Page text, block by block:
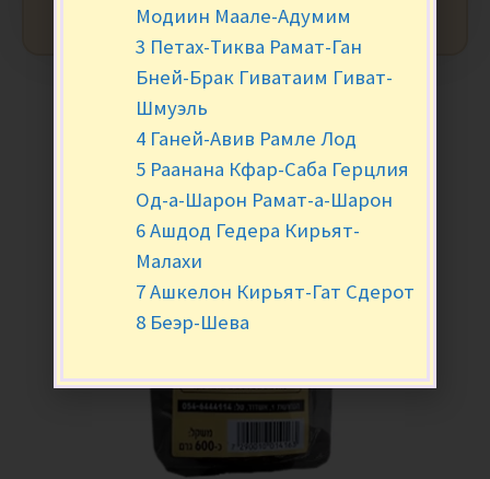
Модиин Маале-Адумим
3 Петах-Тиква Рамат-Ган
Бней-Брак Гиватаим Гиват-
Шмуэль
4 Ганей-Авив Рамле Лод
5 Раанана Кфар-Саба Герцлия
Од-а-Шарон Рамат-а-Шарон
6 Ашдод Гедера Кирьят-
Малахи
7 Ашкелон Кирьят-Гат Сдерот
8 Беэр-Шева